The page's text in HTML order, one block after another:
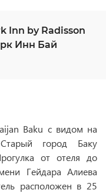
Inn by Radisson
Инн Бай
Baku с видом на
город Баку
от отеля до
Гейдара Алиева
расположен в 25